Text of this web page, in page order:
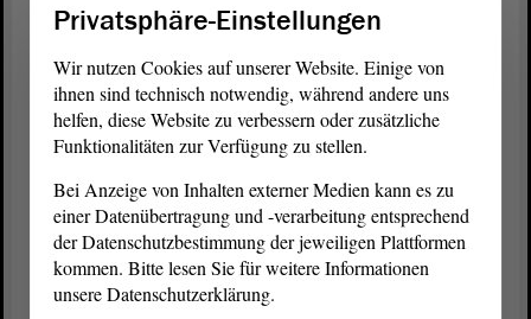
In diesem Zusammenhang ist es uns als Freien
Demokraten bekanntlich wichtig, dass wir in allen
Infrastrukturbereichen die Planungs- und
Genehmigungsverfahren beschleunigen wollen.
Wenn vom grünen NRW-Verkehrsminister
behauptet wird, man müsse vermeintlich gute
Infrastruktur priorisieren, dann hat er vermutlich
Privatsphäre-Einstellungen
Wir nutzen Cookies auf unserer Website. Einige von
ihnen sind technisch notwendig, während andere uns
helfen, diese Website zu verbessern oder zusätzliche
Funktionalitäten zur Verfügung zu stellen.
Bei Anzeige von Inhalten externer Medien kann es zu
einer Datenübertragung und -verarbeitung entsprechend
der Datenschutzbestimmung der jeweiligen Plattformen
kommen. Bitte lesen Sie für weitere Informationen
unsere Datenschutzerklärung.